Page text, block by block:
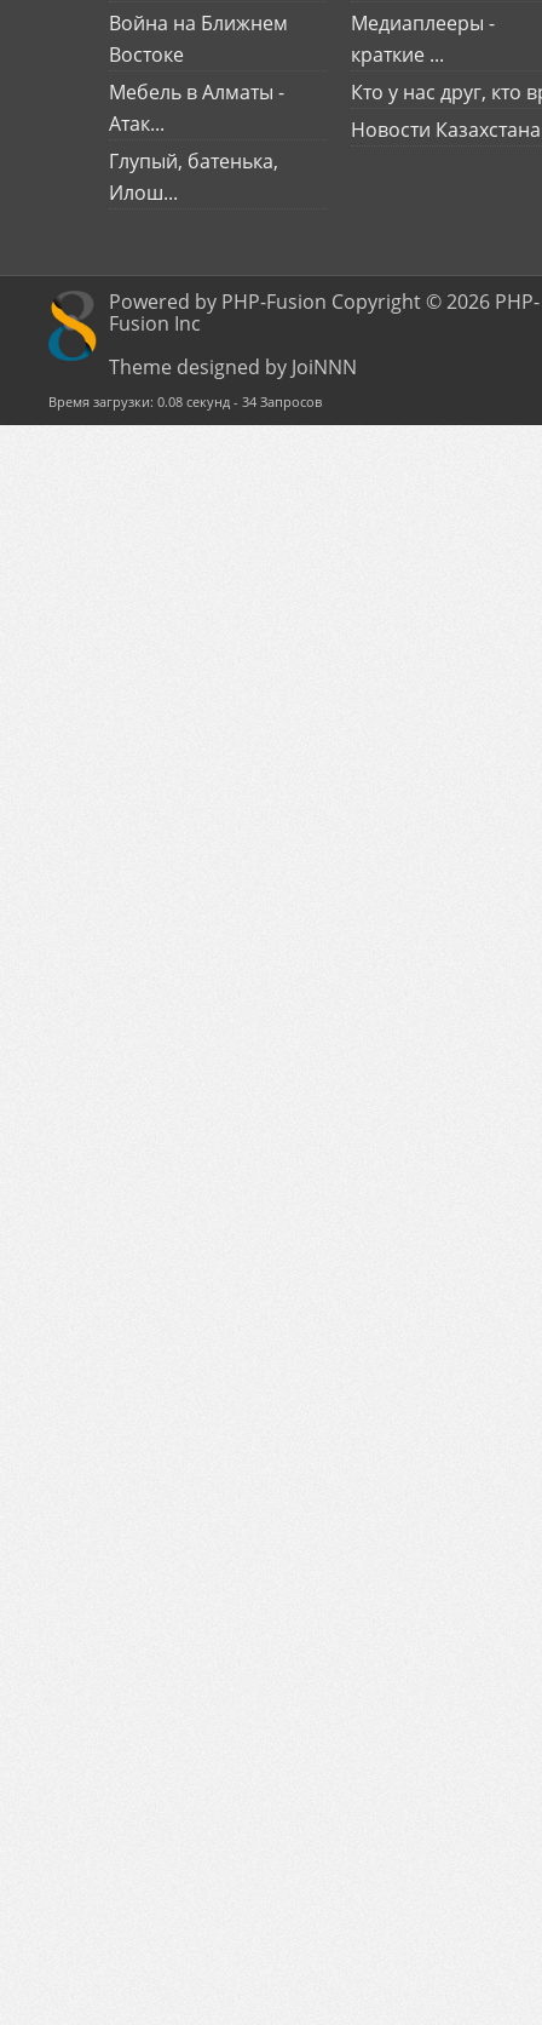
Война на Ближнем
Востоке
Мебель в Алматы -
Атак...
Глупый, батенька,
Илош...
Медиаплееры -
краткие ...
Кто у нас друг, кто
Новости Казахстана
Powered by PHP-Fusion Copyright © 2026 PHP-
Fusion Inc
Theme designed by JoiNNN
Время загрузки: 0.08 секунд - 34 Запросов